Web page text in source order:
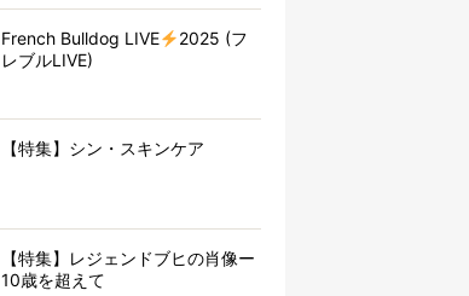
French Bulldog LIVE
2025 (フ
レブルLIVE)
【特集】シン・スキンケア
【特集】レジェンドブヒの肖像ー
10歳を超えて